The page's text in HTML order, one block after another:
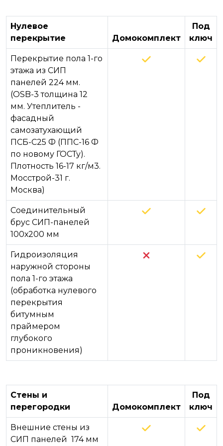
Нулевое
перекрытие
Домокомплект
Под
ключ
Перекрытие пола 1-го
этажа из СИП
панелей 224 мм.
(OSB-3 толщина 12
мм. Утеплитель -
фасадный
самозатухающий
ПСБ-С25 Ф (ППС-16 Ф
по новому ГОСТу).
Плотность 16-17 кг/м3.
Мосстрой-31 г.
Москва)
Соединительный
брус СИП-панелей
100х200 мм
Гидроизоляция
наружной стороны
пола 1-го этажа
(обработка нулевого
перекрытия
битумным
праймером
глубокого
проникновения)
Стены и
перегородки
Домокомплект
Под
ключ
Внешние стены из
СИП панелей 174 мм